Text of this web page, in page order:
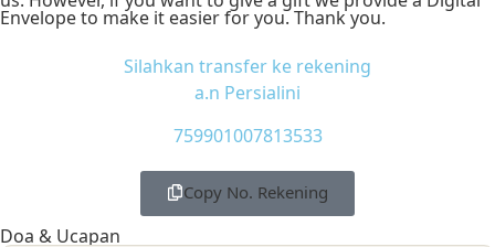
Envelope to make it easier for you. Thank you.
Silahkan transfer ke rekening
a.n Persialini
759901007813533
Copy No. Rekening
Doa & Ucapan